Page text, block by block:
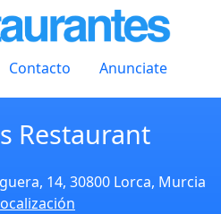
Contacto Anunciate
Restaurant
14, 30800 Lorca, Murcia